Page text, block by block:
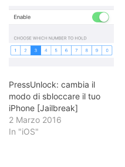
PressUnlock: cambia il
modo di sbloccare il tuo
iPhone [Jailbreak]
2 Marzo 2016
In "iOS"